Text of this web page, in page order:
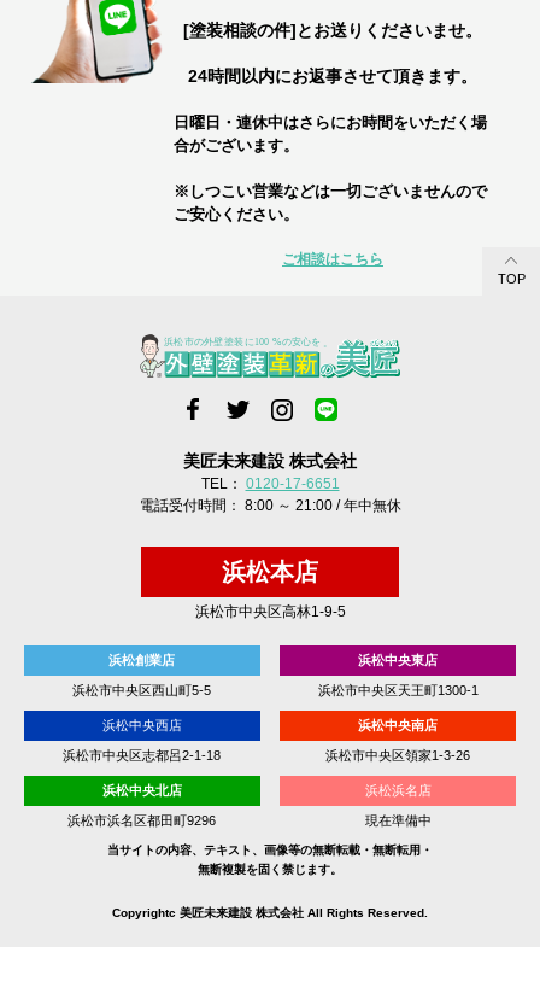
[塗装相談の件]とお送りくださいませ。
24時間以内にお返事させて頂きます。
日曜日・連休中はさらにお時間をいただく場
合がございます。
※しつこい営業などは一切ございませんので
ご安心ください。
ご相談はこちら
TOP
美匠未来建設 株式会社
TEL： 0120-17-6651
電話受付時間： 8:00 ～ 21:00 / 年中無休
浜松本店
浜松市中央区高林1-9-5
浜松創業店
浜松市中央区西山町5-5
浜松中央東店
浜松市中央区天王町1300-1
浜松中央西店
浜松市中央区志都呂2-1-18
浜松中央南店
浜松市中央区領家1-3-26
浜松中央北店
浜松市浜名区都田町9296
浜松浜名店
現在準備中
当サイトの内容、テキスト、画像等の無断転載・無断転用・
無断複製を固く禁じます。
Copyrightc 美匠未来建設 株式会社 All Rights Reserved.